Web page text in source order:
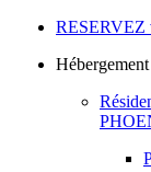
RESERVEZ